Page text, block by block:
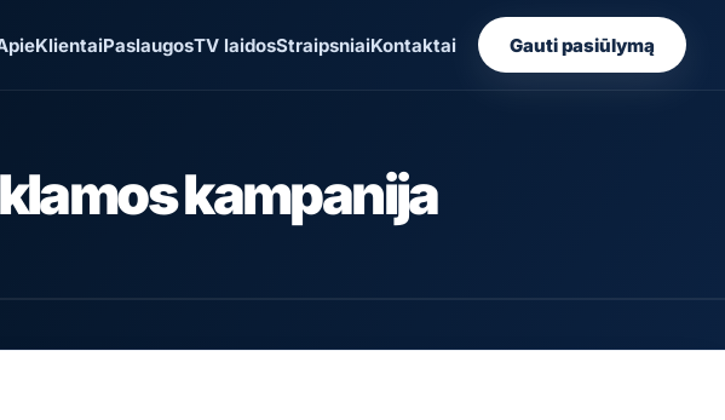
KlientaiPaslaugosTV laidosStraipsniaiKontaktai Gauti pasiūlymą
kampanija